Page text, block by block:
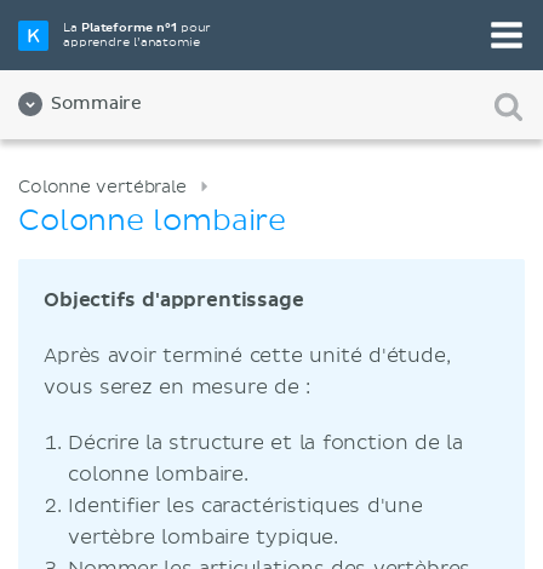
La Plateforme n°1 pour
apprendre l’anatomie
Sommaire
Colonne vertébrale
Colonne lombaire
Objectifs d'apprentissage
Après avoir terminé cette unité d'étude,
vous serez en mesure de :
Décrire la structure et la fonction de la
colonne lombaire.
Identifier les caractéristiques d'une
vertèbre lombaire typique.